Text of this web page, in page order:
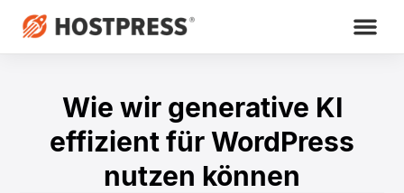
Wie wir generative KI
effizient für WordPress
nutzen können